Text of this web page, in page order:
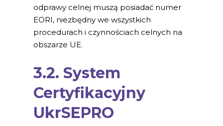
odprawy celnej muszą posiadać numer
EORI, niezbędny we wszystkich
procedurach i czynnościach celnych na
obszarze UE.
3.2. System
Certyfikacyjny
UkrSEPRO